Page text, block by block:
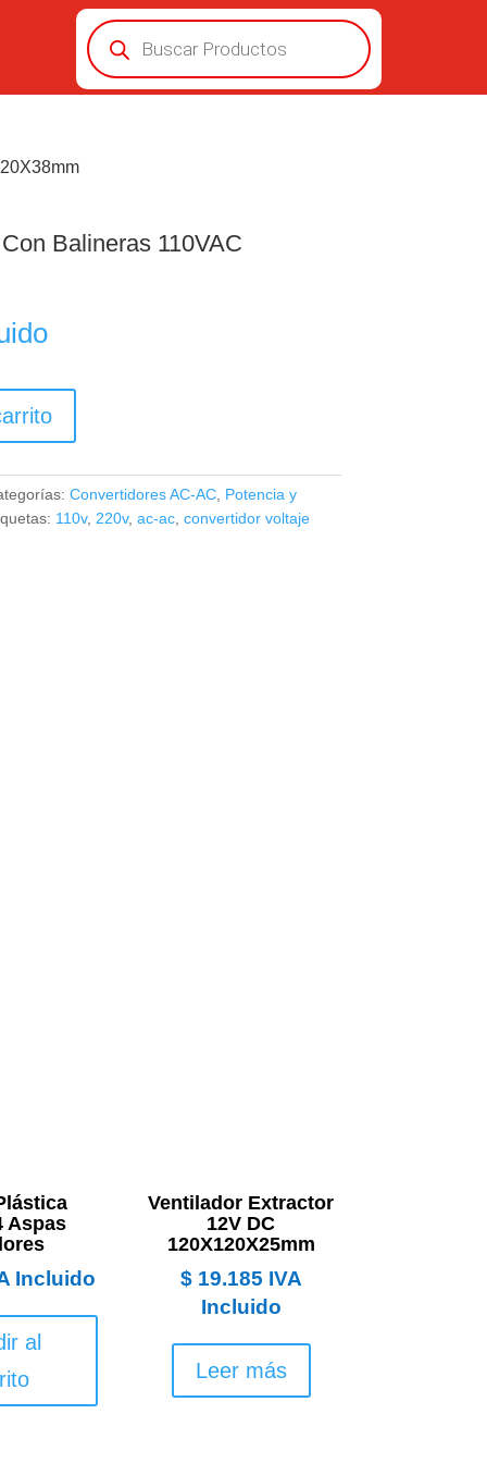
Búsqueda
de
productos
Balineras 110VAC
Convertidores AC-AC, Potencia y
110v, 220v, ac-ac, convertidor voltaje
Aspas
Incluido
al
Ventilador Extractor
12V DC
120X120X25mm
$19.185 IVA
Incluido
Leer más